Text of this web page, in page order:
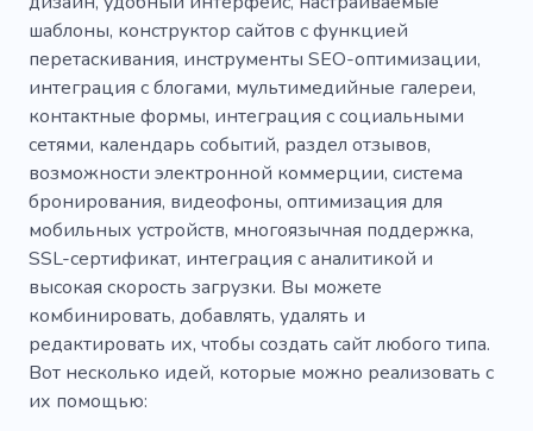
шаблоны, конструктор сайтов с функцией
перетаскивания, инструменты SEO-оптимизации,
интеграция с блогами, мультимедийные галереи,
контактные формы, интеграция с социальными
сетями, календарь событий, раздел отзывов,
возможности электронной коммерции, система
бронирования, видеофоны, оптимизация для
мобильных устройств, многоязычная поддержка,
SSL-сертификат, интеграция с аналитикой и
высокая скорость загрузки. Вы можете
комбинировать, добавлять, удалять и
редактировать их, чтобы создать сайт любого типа.
Вот несколько идей, которые можно реализовать с
их помощью: